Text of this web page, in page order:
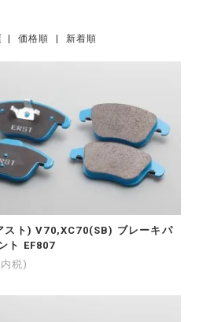
| 価格順 | 新着順
スト) V70,XC70(SB) ブレーキパ
ト EF807
税)